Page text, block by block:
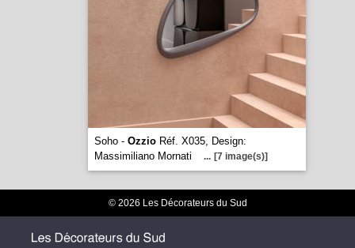
Soho - OzzioRéf. X035, Design:
Massimiliano Mornati
... [7 image(s)]
© 2026 Les Décorateurs du Sud